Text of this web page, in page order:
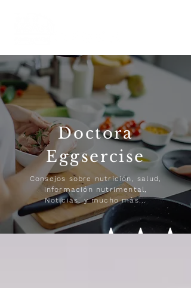
Doctora
Eggsercise
Consejos sobre nutrición, salud,
información nutrimental,
Noticias, y mucho más...